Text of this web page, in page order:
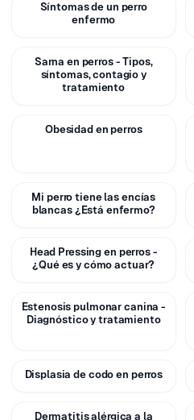
CUIDADOS
Síntomas de un perro
enfermo
CUIDADOS
Sarna en perros - Tipos,
síntomas, contagio y
tratamiento
CUIDADOS
Obesidad en perros
CUIDADOS
Mi perro tiene las encías
blancas ¿Está enfermo?
CUIDADOS
Head Pressing en perros -
¿Qué es y cómo actuar?
CUIDADOS
Estenosis pulmonar canina -
Diagnóstico y tratamiento
CUIDADOS
Displasia de codo en perros
CUIDADOS
Dermatitis alérgica a la